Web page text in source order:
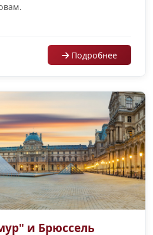
Подробнее
и Брюссель